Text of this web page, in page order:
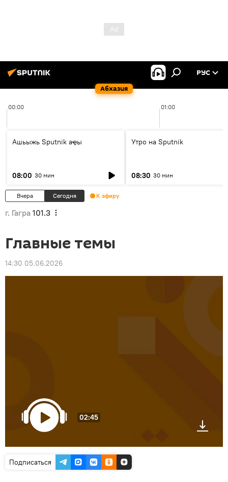
Абхазия
РУС
00:00 01:00
Ашьыжь Sputnik аҿы
08:00 30 мин
Утро на Sputnik
08:30 30 мин
Вчера Сегодня К эфиру
г. Гагра 101.3
Главные темы
14:30 05.06.2026
02:45
Подписаться